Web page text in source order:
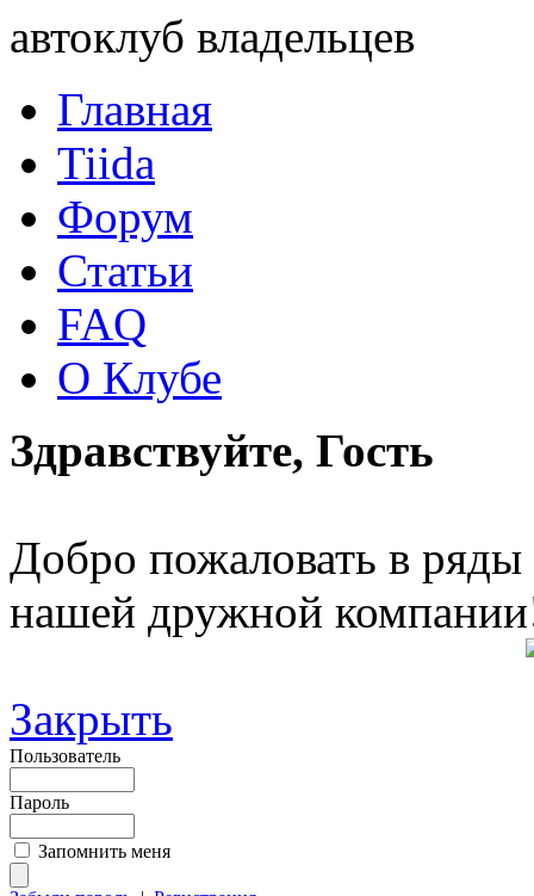
автоклуб владельцев
Главная
Tiida
Форум
Статьи
FAQ
О Клубе
Здравствуйте, Гость
Добро пожаловать в ряды
нашей дружной
Закрыть
Пользователь
Пароль
Запомнить меня